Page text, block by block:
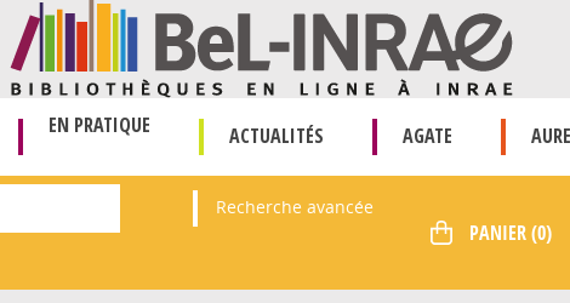
EN PRATIQUE ACTUALITÉS AGATE
Recherche avancée